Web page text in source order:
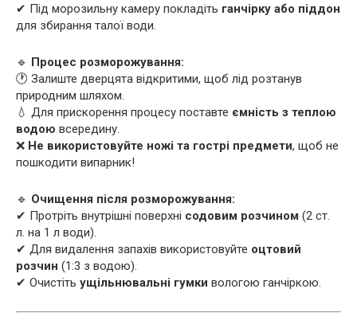
✔ Під морозильну камеру покладіть ганчірку або піддон
для збирання талої води.
🔹 Процес розморожування:
🕐 Залиште дверцята відкритими, щоб лід розтанув
природним шляхом.
💧 Для прискорення процесу поставте ємність з теплою
водою всередину.
❌ Не використовуйте ножі та гострі предмети, щоб не
пошкодити випарник!
🔹 Очищення після розморожування:
✔ Протріть внутрішні поверхні содовим розчином (2 ст.
л. на 1 л води).
✔ Для видалення запахів використовуйте оцтовий
розчин (1:3 з водою).
✔ Очистіть ущільнювальні гумки вологою ганчіркою.